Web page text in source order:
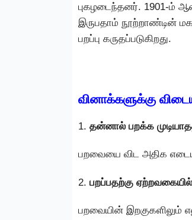
புகழடைந்தனர். 1901-ம்
இருபதாம் நூற்றாண்டின்
பறப்பு கருதப்படுகிறது.
வினாக்களுக்கு
1. தன்னால் பறக்க
பறவையை விட அதிக
2. பறப்பதற்கு
பறவையின் இறகுகளிலும்